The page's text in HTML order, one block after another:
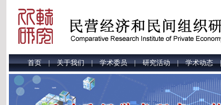
首页|关于我们|学术委员|研究活动|学术动态